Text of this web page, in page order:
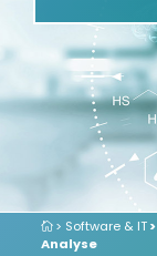
> Software & IT>
Analyse